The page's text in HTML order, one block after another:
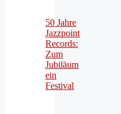
50 Jahre
Jazzpoint
Records:
Zum
Jubiläum
ein
Festival